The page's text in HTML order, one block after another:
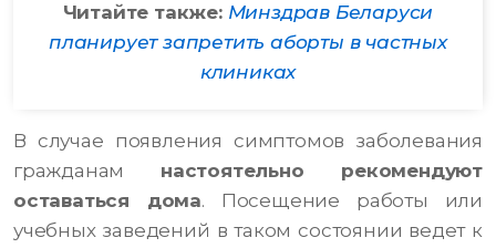
Читайте также: Минздрав Беларуси
планирует запретить аборты в частных
клиниках
В случае появления симптомов заболевания
гражданам настоятельно рекомендуют
оставаться дома. Посещение работы или
учебных заведений в таком состоянии ведет к